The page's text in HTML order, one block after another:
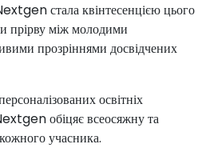
стала квінтесенцією цього
прірву між молодими
прозріннями досвідчених
освітніх
обіцяє всеосяжну та
учасника.